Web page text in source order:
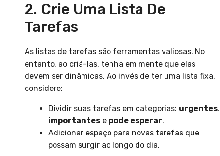
2. Crie Uma Lista De
Tarefas
As listas de tarefas são ferramentas valiosas. No
entanto, ao criá-las, tenha em mente que elas
devem ser dinâmicas. Ao invés de ter uma lista fixa,
considere:
Dividir suas tarefas em categorias: urgentes,
importantes e pode esperar.
Adicionar espaço para novas tarefas que
possam surgir ao longo do dia.